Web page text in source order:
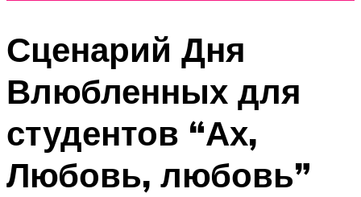
Сценарий Дня
Влюбленных для
студентов “Ах,
Любовь, любовь”